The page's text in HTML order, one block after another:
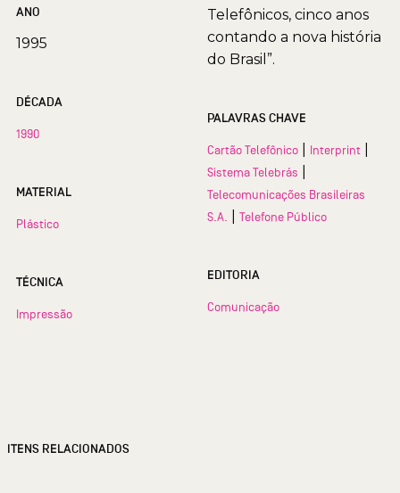
ANO
1995
DÉCADA
1990
MATERIAL
Plástico
TÉCNICA
Impressão
Telefônicos, cinco anos
contando a nova história
do Brasil”.
PALAVRAS CHAVE
Cartão Telefônico Interprint
Sistema Telebrás
Telecomunicações Brasileiras
S.A.
Telefone Público
EDITORIA
Comunicação
ITENS RELACIONADOS